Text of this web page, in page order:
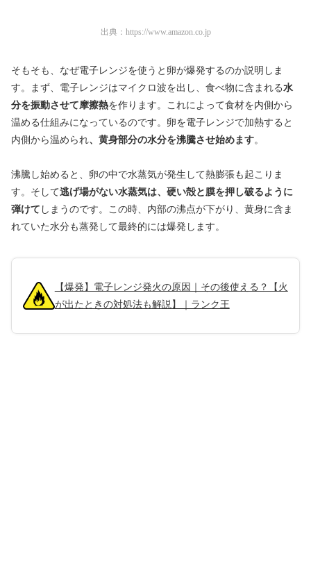
出典： https://www.amazon.co.jp
そもそも、なぜ電子レンジを使うと卵が爆発するのか説明しま
す。まず、電子レンジはマイクロ波を出し、食べ物に含まれる水
分を振動させて摩擦熱を作ります。これによって食材を内側から
温める仕組みになっているのです。卵を電子レンジで加熱すると
内側から温められ、黄身部分の水分を沸騰させ始めます。
沸騰し始めると、卵の中で水蒸気が発生して熱膨張も起こりま
す。そして逃げ場がない水蒸気は、硬い殻と膜を押し破るように
弾けて しまうのです。この時、内部の沸点が下がり、黄身に含ま
れていた水分も蒸発して最終的には爆発します。
【爆発】電子レンジ発火の原因｜その後使える？【火
が出たときの対処法も解説】｜ランク王